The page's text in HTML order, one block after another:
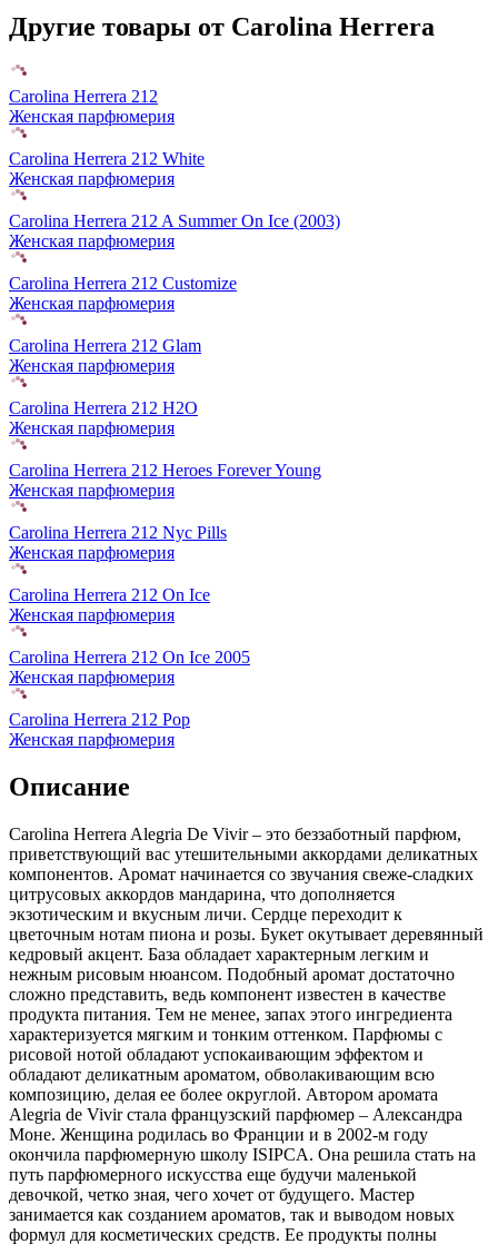
Другие товары от Carolina Herrera
Carolina Herrera 212
Женская парфюмерия
Carolina Herrera 212 White
Женская парфюмерия
Carolina Herrera 212 A Summer On Ice (2003)
Женская парфюмерия
Carolina Herrera 212 Customize
Женская парфюмерия
Carolina Herrera 212 Glam
Женская парфюмерия
Carolina Herrera 212 H2O
Женская парфюмерия
Carolina Herrera 212 Heroes Forever Young
Женская парфюмерия
Carolina Herrera 212 Nyc Pills
Женская парфюмерия
Carolina Herrera 212 On Ice
Женская парфюмерия
Carolina Herrera 212 On Ice 2005
Женская парфюмерия
Carolina Herrera 212 Pop
Женская парфюмерия
Описание
Carolina Herrera Alegria De Vivir – это беззаботный парфюм,
приветствующий вас утешительными аккордами деликатных
компонентов. Аромат начинается со звучания свеже-сладких
цитрусовых аккордов мандарина, что дополняется
экзотическим и вкусным личи. Сердце переходит к
цветочным нотам пиона и розы. Букет окутывает деревянный
кедровый акцент. База обладает характерным легким и
нежным рисовым нюансом. Подобный аромат достаточно
сложно представить, ведь компонент известен в качестве
продукта питания. Тем не менее, запах этого ингредиента
характеризуется мягким и тонким оттенком. Парфюмы с
рисовой нотой обладают успокаивающим эффектом и
обладают деликатным ароматом, обволакивающим всю
композицию, делая ее более округлой. Автором аромата
Alegria de Vivir стала французский парфюмер – Александра
Моне. Женщина родилась во Франции и в 2002-м году
окончила парфюмерную школу ISIPCA. Она решила стать на
путь парфюмерного искусства еще будучи маленькой
девочкой, четко зная, чего хочет от будущего. Мастер
занимается как созданием ароматов, так и выводом новых
формул для косметических средств. Ее продукты полны